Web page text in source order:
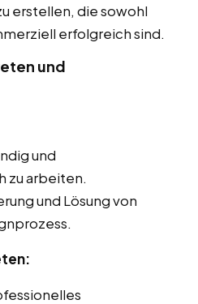
erstellen, die sowohl
erfolgreich sind.
und
und
zu arbeiten.
und Lösung von